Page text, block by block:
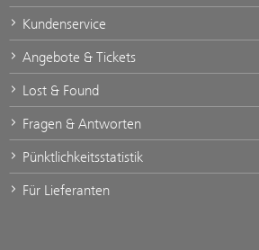
Kundenservice
Angebote & Tickets
Lost & Found
Fragen & Antworten
Pünktlichkeitsstatistik
Für Lieferanten